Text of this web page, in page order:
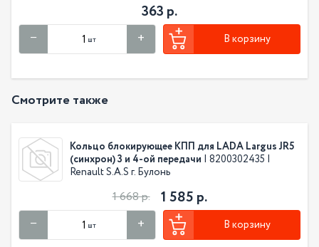
363 р.
шт В корзину
Смотрите также
Кольцо блокирующее КПП для LADA Largus JR5
(синхрон) 3 и 4-ой передачи | 8200302435 |
Renault S.A.S г. Булонь
1 668 р. 1 585 р.
шт В корзину